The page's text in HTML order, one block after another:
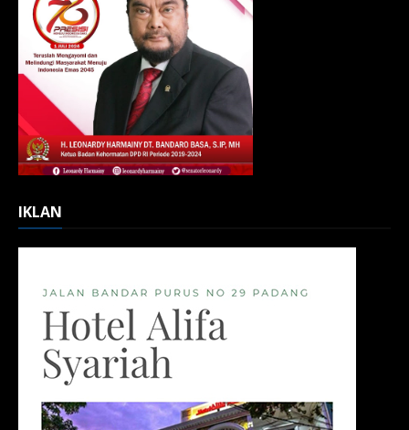
IKLAN